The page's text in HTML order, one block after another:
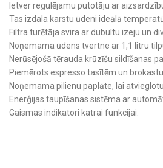
Ietver regulējamu putotāju ar
Tas izdala karstu ūdeni ideālā
Filtra turētāja svira ar dubultu izeju un
Noņemama ūdens tvertne ar 1,1 litru
Nerūsējošā tērauda krūzīšu sildīšanas
Piemērots espresso tasītēm un
Noņemama pilienu paplāte, lai
Enerģijas taupīšanas sistēma ar
Gaismas indikatori katrai funkcijai.